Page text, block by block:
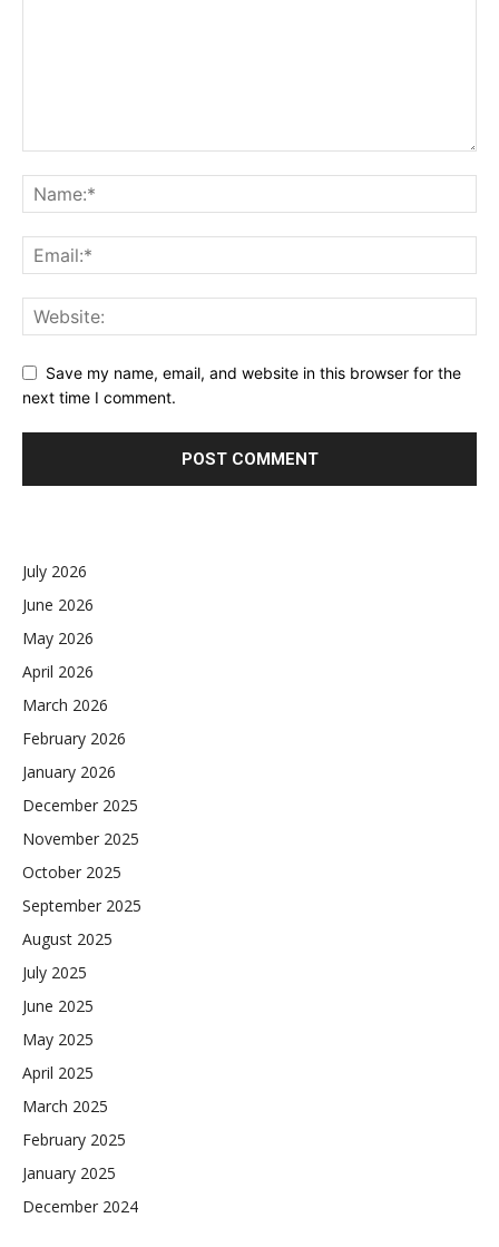
Save my name, email, and website in this browser for the
next time I comment.
July 2026
June 2026
May 2026
April 2026
March 2026
February 2026
January 2026
December 2025
November 2025
October 2025
September 2025
August 2025
July 2025
June 2025
May 2025
April 2025
March 2025
February 2025
January 2025
December 2024